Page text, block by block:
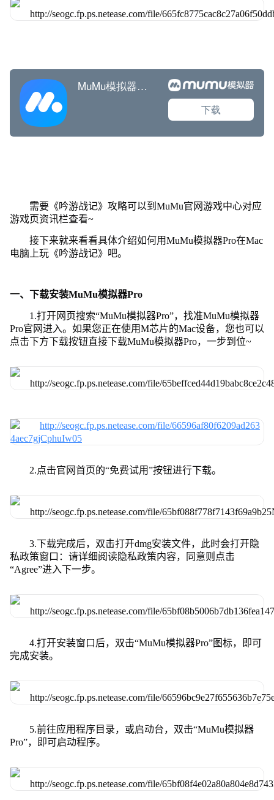
需要《吟游战记》攻略可以到MuMu官网游戏中心对应
游戏页资讯栏查看~
接下来就来看看具体介绍如何用MuMu模拟器Pro在Mac
电脑上玩《吟游战记》吧。
一、下载安装MuMu模拟器Pro
1.打开网页搜索“MuMu模拟器Pro”，找准MuMu模拟器
Pro官网进入。如果您正在使用M芯片的Mac设备，您也可以
点击下方下载按钮直接下载MuMu模拟器Pro，一步到位~
2.点击官网首页的“免费试用”按钮进行下载。
3.下载完成后，双击打开dmg安装文件，此时会打开隐
私政策窗口：请详细阅读隐私政策内容，同意则点击
“Agree”进入下一步。
4.打开安装窗口后，双击“MuMu模拟器Pro”图标，即可
完成安装。
5.前往应用程序目录，或启动台，双击“MuMu模拟器
Pro”，即可启动程序。